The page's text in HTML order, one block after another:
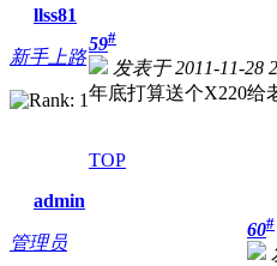
llss81
新手上路
59#
发表于 2011-11-28
年底打算送个X220给
TOP
admin
管理员
60#